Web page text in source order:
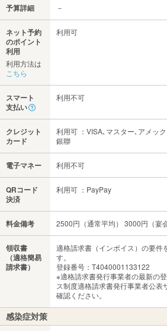
予算詳細 －
ネット予約
のポイント
利用
利用方法は
こちら
利用可
スマート
支払い
利用不可
クレジット
カード
利用可 ：VISA､マスター､アメッ
銀聯
電子マネー 利用不可
QRコード
決済
利用可 ：PayPay
料金備考 2500円（通常平均） 3000円（宴
領収書
（適格簡易
請求書）
適格請求書（インボイス）の要件
す。
登録番号：T4040001133122
※適格請求書発行事業者の最新の
ス制度適格請求書発行事業者公
確認ください。
感染症対策